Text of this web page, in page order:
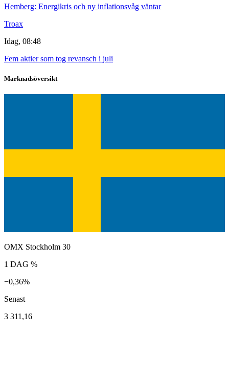
Hemberg: Energikris och ny inflationsvåg väntar
Troax
Idag, 08:48
Fem aktier som tog revansch i juli
Marknadsöversikt
OMX Stockholm 30
1 DAG %
−0,36%
Senast
3 311,16